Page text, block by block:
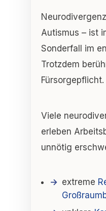
Autismus – ist
Sonderfall im
Trotzdem
Fürsorgepflicht.
Viele
erleben
unnötig
extreme